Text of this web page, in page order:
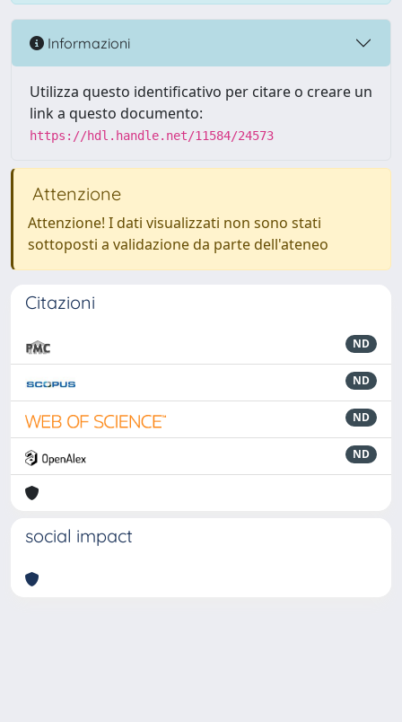
Informazioni
Utilizza questo identificativo per citare o creare un
link a questo documento:
https://hdl.handle.net/11584/24573
Attenzione
Attenzione! I dati visualizzati non sono stati
sottoposti a validazione da parte dell'ateneo
Citazioni
ND
ND
ND
ND
social impact